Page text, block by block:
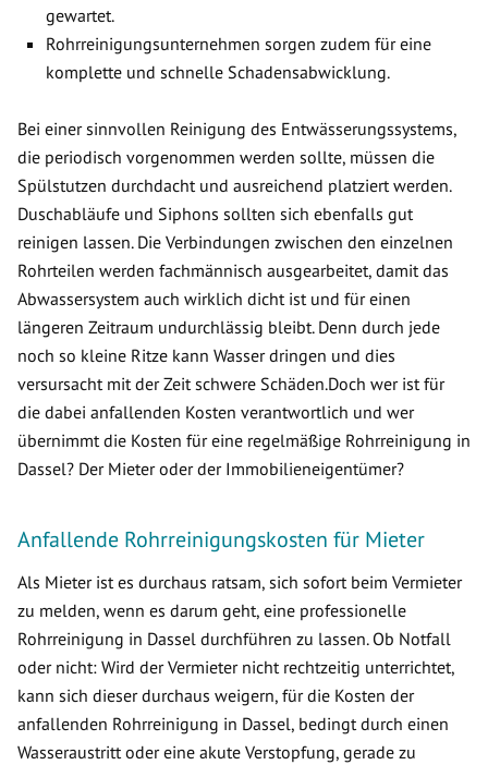
gewartet.
Rohrreinigungsunternehmen sorgen zudem für eine
komplette und schnelle Schadensabwicklung.
Bei einer sinnvollen Reinigung des Entwässerungssystems,
die periodisch vorgenommen werden sollte, müssen die
Spülstutzen durchdacht und ausreichend platziert werden.
Duschabläufe und Siphons sollten sich ebenfalls gut
reinigen lassen. Die Verbindungen zwischen den einzelnen
Rohrteilen werden fachmännisch ausgearbeitet, damit das
Abwassersystem auch wirklich dicht ist und für einen
längeren Zeitraum undurchlässig bleibt. Denn durch jede
noch so kleine Ritze kann Wasser dringen und dies
versursacht mit der Zeit schwere Schäden.Doch wer ist für
die dabei anfallenden Kosten verantwortlich und wer
übernimmt die Kosten für eine regelmäßige Rohrreinigung in
Dassel? Der Mieter oder der Immobilieneigentümer?
Anfallende Rohrreinigungskosten für Mieter
Als Mieter ist es durchaus ratsam, sich sofort beim Vermieter
zu melden, wenn es darum geht, eine professionelle
Rohrreinigung in Dassel durchführen zu lassen. Ob Notfall
oder nicht: Wird der Vermieter nicht rechtzeitig unterrichtet,
kann sich dieser durchaus weigern, für die Kosten der
anfallenden Rohrreinigung in Dassel, bedingt durch einen
Wasseraustritt oder eine akute Verstopfung, gerade zu